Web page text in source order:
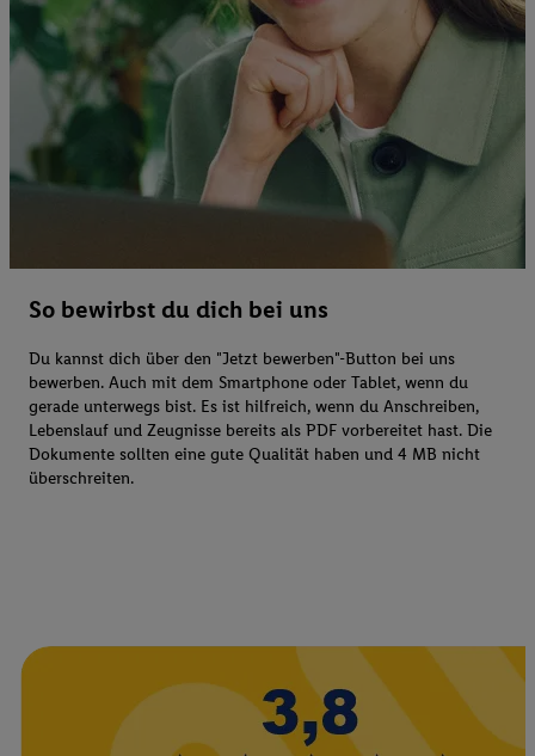
So bewirbst du dich bei uns
Du kannst dich über den "Jetzt bewerben"-Button bei uns
bewerben. Auch mit dem Smartphone oder Tablet, wenn du
gerade unterwegs bist. Es ist hilfreich, wenn du Anschreiben,
Lebenslauf und Zeugnisse bereits als PDF vorbereitet hast. Die
Dokumente sollten eine gute Qualität haben und 4 MB nicht
überschreiten.